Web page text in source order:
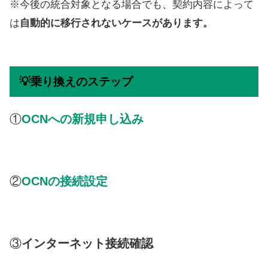
※今後の統合対象となる場合でも、契約内容によって
は自動的に移行されないケースがあります。
💡乗り換えのステップ
①OCNへの新規申し込み
②OCNの接続設定
③インターネット接続確認